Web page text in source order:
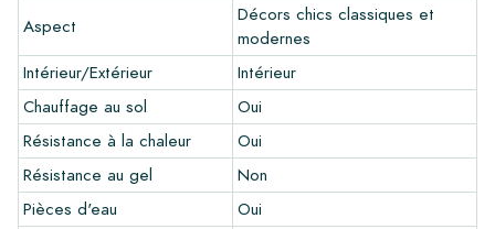
Liens
•Programme de dessin pour créer votre propre carreau
•En savoir plus sur nos carrelages
•Consultez nos brochures
•Produits d'entretien
Aspect
Décors chics classiques et
modernes
Intérieur/Extérieur
Intérieur
Chauffage au sol
Oui
Résistance à la chaleur
Oui
Résistance au gel
Non
Pièces d'eau
Oui